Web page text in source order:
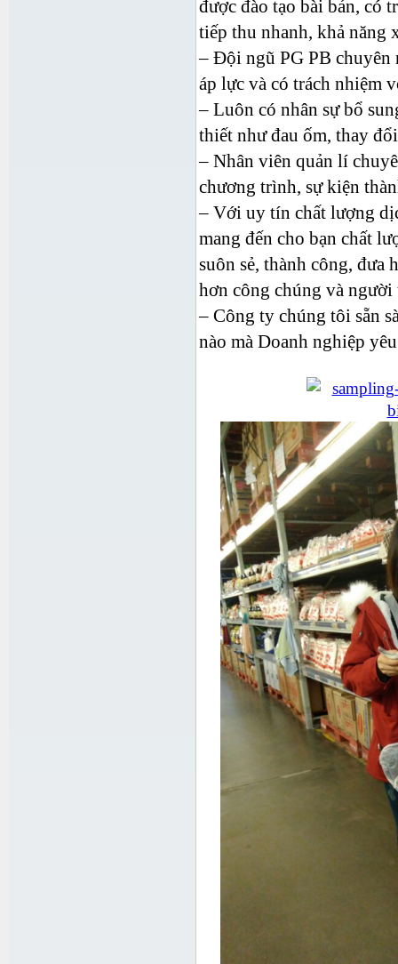
được đào tạo bài bản, có
tiếp thu nhanh, khả năng
– Đội ngũ PG PB chuyên
áp lực và có trách nhiệm
– Luôn có nhân sự bổ
thiết như đau ốm, thay
– Nhân viên quản lí
chương trình, sự kiện
– Với uy tín chất lượng
mang đến cho bạn chất
suôn sẻ, thành công, đưa
hơn công chúng và người
– Công ty chúng tôi sẵn
nào mà Doanh nghiệp